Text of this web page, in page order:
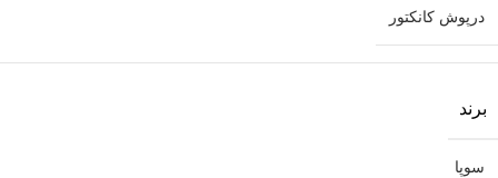
درپوش کانکتور
برند
سوپا